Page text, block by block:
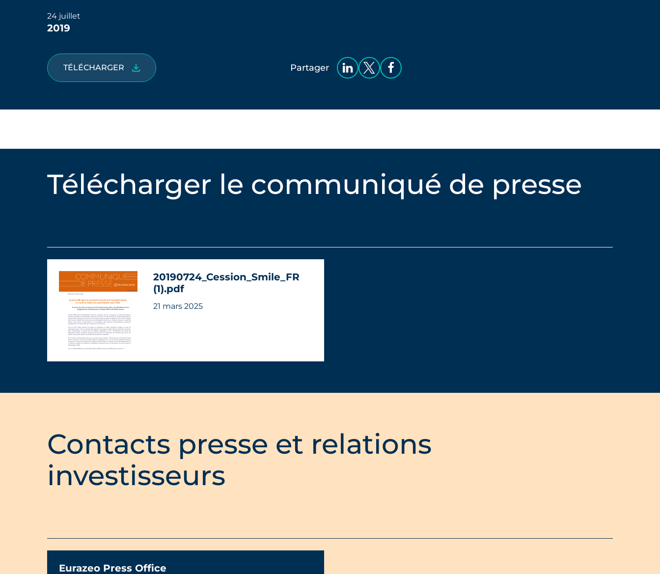
24 juillet
2019
TÉLÉCHARGER Partager
Télécharger le communiqué de presse
20190724_Cession_Smile_FR
(1).pdf
21 mars 2025
Contacts presse et relations
investisseurs
Eurazeo Press Office